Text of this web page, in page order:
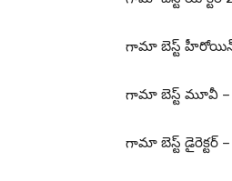
గామా బెస్ట్ హీరోయిన్
గామా బెస్ట్ మూవీ –
గామా బెస్ట్ డైరెక్టర్